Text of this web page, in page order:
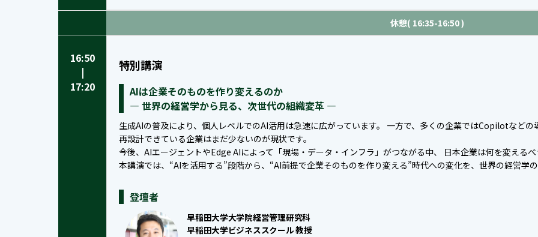
休憩( 16:35-16:50 )
16:50
|
17:20
特別講演
AIは企業そのものを作り変えるのか
― 世界の経営学から見る、次世代の組織変革 ―
生成AIの普及により、個人レベルでのAI活用は急速に広がっています。 一方で、多くの企業ではCopilotなど
再設計できている企業はまだ少ないのが現状です。
今後、AIエージェントやEdge AIによって「現場・データ・インフラ」がつながる中、 日本企業は何を変える
本講演では、“AIを活用する”段階から、“AI前提で企業そのものを作り変える”時代への変化を、世界の経営学
登壇者
早稲田大学大学院経営管理研究科
早稲田大学ビジネススクール 教授